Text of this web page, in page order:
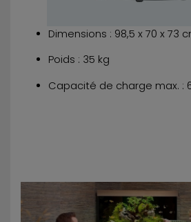
Dimensions : 98,5 x 70 x 73
Poids : 35 kg
Capacité de charge max. :